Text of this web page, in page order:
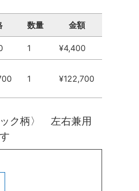
数量 金額
1 ¥4,400
1 ¥122,700
ク柄〉 左右兼用